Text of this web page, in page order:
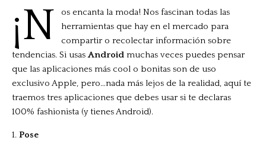
¡N
os encanta la moda! Nos fascinan todas las
herramientas que hay en el mercado para
compartir o recolectar información sobre
tendencias. Si usasAndroid muchas veces puedes pensar
que las aplicaciones más cool o bonitas son de uso
exclusivo Apple, pero…nada más lejos de la realidad, aquí te
traemos tres aplicaciones que debes usar si te declaras
100% fashionista (y tienes Android).
1. Pose